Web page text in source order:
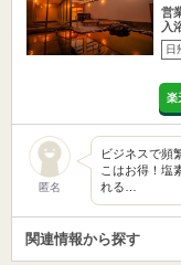
営
入
日
楽
匿名
ビジネスで頻
こはお得！塩
れる…
関連情報から探す